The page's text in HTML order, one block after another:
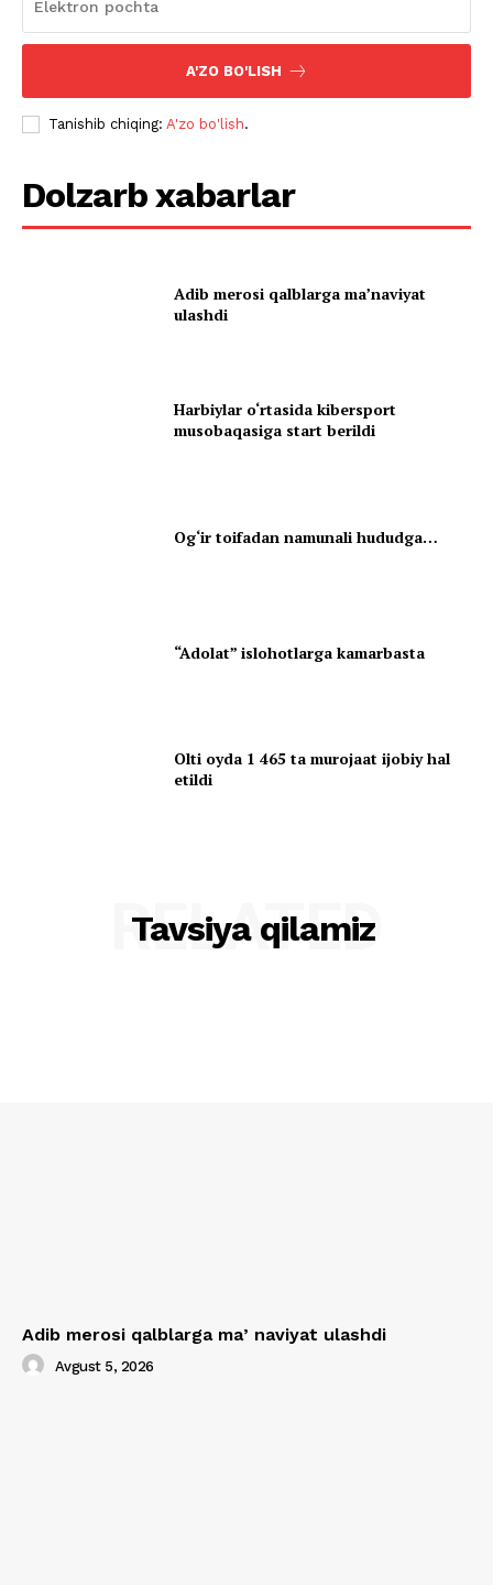
A'ZO BO'LISH
Tanishib chiqing: A'zo bo'lish.
Dolzarb xabarlar
Adib merosi qalblarga maʼnaviyat
ulashdi
Harbiylar o‘rtasida kibersport
musobaqasiga start berildi
Og‘ir toifadan namunali hududga…
“Adolat” islohotlarga kamarbasta
Olti oyda 1 465 ta murojaat ijobiy hal
etildi
Tavsiya qilamiz
RELATED
Adib merosi qalblarga maʼnaviyat ulashdi
Avgust 5, 2026